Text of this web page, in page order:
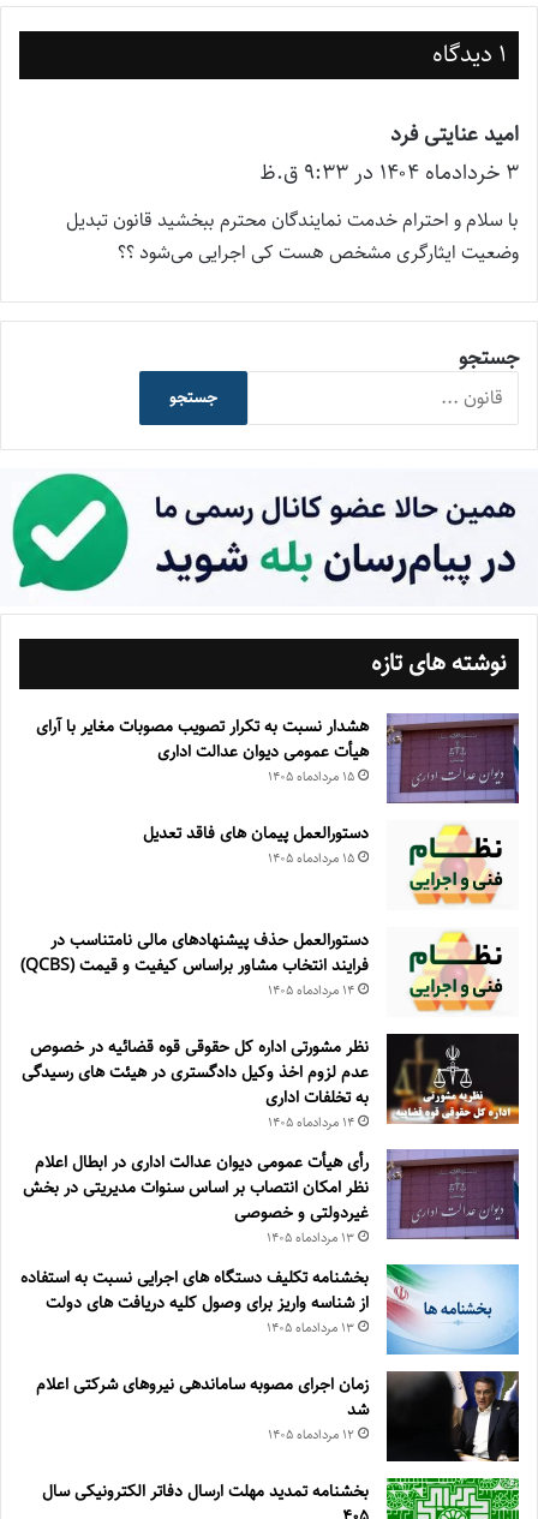
1 دیدگاه
امید عنایتی فرد
ف
ت
:
۳ خرداد‌ماه ۱۴۰۴ در ۹:۳۳ ق.ظ
با سلام و احترام خدمت نمایندگان محترم ببخشید قانون تبدیل
وضعیت ایثارگری مشخص هست کی اجرایی می‌شود ؟؟
جستجو
جستجو
نوشته های تازه
هشدار نسبت به تکرار تصویب مصوبات مغایر با آرای
هیأت عمومی دیوان عدالت اداری
۱۵ مرداد‌ماه ۱۴۰۵
دستورالعمل پیمان های فاقد تعدیل
۱۵ مرداد‌ماه ۱۴۰۵
دستورالعمل حذف پيشنهادهای مالی نامتناسب در
فرايند انتخاب مشاور براساس كيفيت و قيمت (QCBS)
۱۴ مرداد‌ماه ۱۴۰۵
نظر مشورتی اداره کل حقوقی قوه قضائیه در خصوص
عدم لزوم اخذ وکیل دادگستری در هیئت های رسیدگی
به تخلفات اداری
۱۴ مرداد‌ماه ۱۴۰۵
رأی هیأت عمومی دیوان عدالت اداری در ابطال اعلام
نظر امکان انتصاب بر اساس سنوات مدیریتی در بخش
غیردولتی و خصوصی
۱۳ مرداد‌ماه ۱۴۰۵
بخشنامه تکلیف دستگاه های اجرایی نسبت به استفاده
از شناسه واریز برای وصول کلیه دریافت های دولت
۱۳ مرداد‌ماه ۱۴۰۵
زمان اجرای مصوبه ساماندهی نیروهای شرکتی اعلام
شد
۱۲ مرداد‌ماه ۱۴۰۵
بخشنامه تمدید مهلت ارسال دفاتر الکترونیکی سال